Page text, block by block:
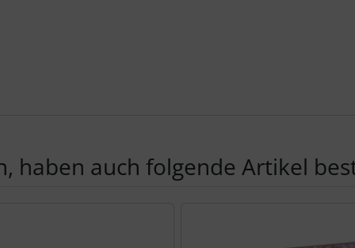
haben auch folgende Artikel